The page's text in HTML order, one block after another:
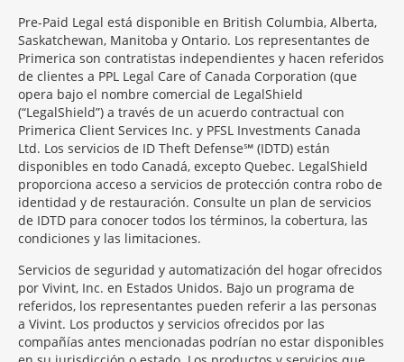
Pre-Paid Legal está disponible en British Columbia, Alberta,
Saskatchewan, Manitoba y Ontario. Los representantes de
Primerica son contratistas independientes y hacen referidos
de clientes a PPL Legal Care of Canada Corporation (que
opera bajo el nombre comercial de LegalShield
(“LegalShield”) a través de un acuerdo contractual con
Primerica Client Services Inc. y PFSL Investments Canada
Ltd. Los servicios de ID Theft Defense℠ (IDTD) están
disponibles en todo Canadá, excepto Quebec. LegalShield
proporciona acceso a servicios de protección contra robo de
identidad y de restauración. Consulte un plan de servicios
de IDTD para conocer todos los términos, la cobertura, las
condiciones y las limitaciones.
Servicios de seguridad y automatización del hogar ofrecidos
por Vivint, Inc. en Estados Unidos. Bajo un programa de
referidos, los representantes pueden referir a las personas
a Vivint. Los productos y servicios ofrecidos por las
compañías antes mencionadas podrían no estar disponibles